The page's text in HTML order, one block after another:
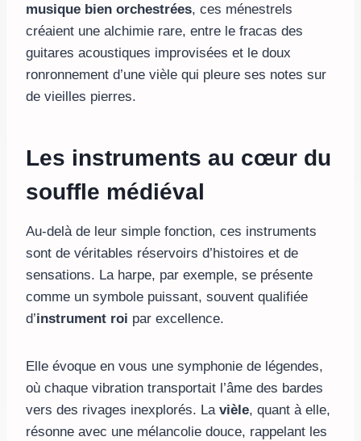
musique bien orchestrées, ces ménestrels
créaient une alchimie rare, entre le fracas des
guitares acoustiques improvisées et le doux
ronronnement d’une vièle qui pleure ses notes sur
de vieilles pierres.
Les instruments au cœur du
souffle médiéval
Au-delà de leur simple fonction, ces instruments
sont de véritables réservoirs d’histoires et de
sensations. La harpe, par exemple, se présente
comme un symbole puissant, souvent qualifiée
d’instrument roi par excellence.
Elle évoque en vous une symphonie de légendes,
où chaque vibration transportait l’âme des bardes
vers des rivages inexplorés. La vièle, quant à elle,
résonne avec une mélancolie douce, rappelant les